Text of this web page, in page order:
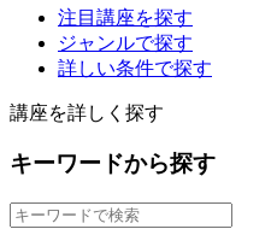
注目講座を探す
ジャンルで探す
詳しい条件で探す
講座を詳しく探す
キーワードから探す